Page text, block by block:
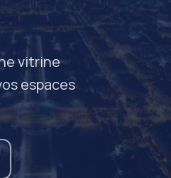
vitrine
espaces